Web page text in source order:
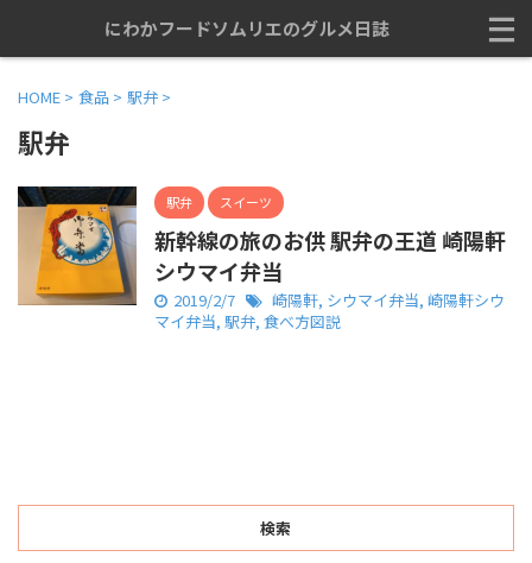
にわかフードソムリエのグルメ日誌
HOME > 食品 > 駅弁 >
駅弁
駅弁 スイーツ
新幹線の旅のお供 駅弁の王道 崎陽軒
シウマイ弁当
2019/2/7 崎陽軒, シウマイ弁当, 崎陽軒シウ
マイ弁当, 駅弁, 食べ方図説
検索